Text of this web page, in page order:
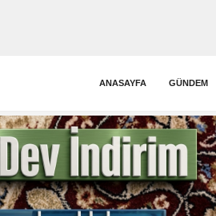
ANASAYFA GÜNDEM